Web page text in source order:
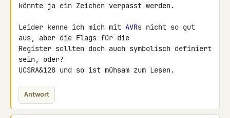
könnte ja ein Zeichen verpasst werden.
Leider kenne ich mich mit AVRs nicht so gut
aus, aber die Flags für die
Register sollten doch auch symbolisch definiert
sein, oder?
UCSRA&128 und so ist mühsam zum Lesen.
Antwort